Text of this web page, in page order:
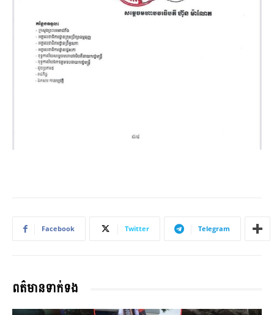
Facebook Twitter Telegram
ពត៌មានទាក់ទង